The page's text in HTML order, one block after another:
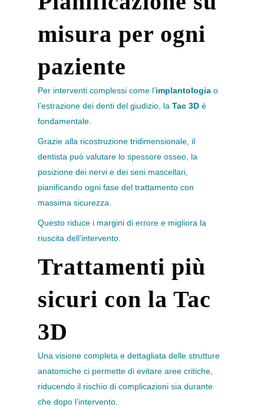
misura per ogni
paziente
Per interventi complessi come l’implantologia o
l’estrazione dei denti del giudizio, la Tac 3D è
fondamentale.
Grazie alla ricostruzione tridimensionale, il
dentista può valutare lo spessore osseo, la
posizione dei nervi e dei seni mascellari,
pianificando ogni fase del trattamento con
massima sicurezza.
Questo riduce i margini di errore e migliora la
riuscita dell’intervento.
Trattamenti più
sicuri con la Tac
3D
Una visione completa e dettagliata delle strutture
anatomiche ci permette di evitare aree critiche,
riducendo il rischio di complicazioni sia durante
che dopo l’intervento.